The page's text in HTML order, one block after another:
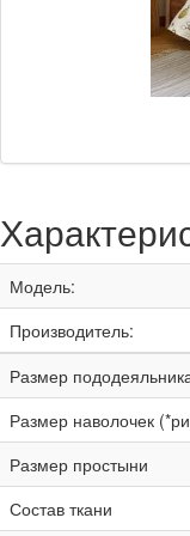
Модель:
Производитель:
Размер
Размер наволочек
Размер простыни
Состав ткани